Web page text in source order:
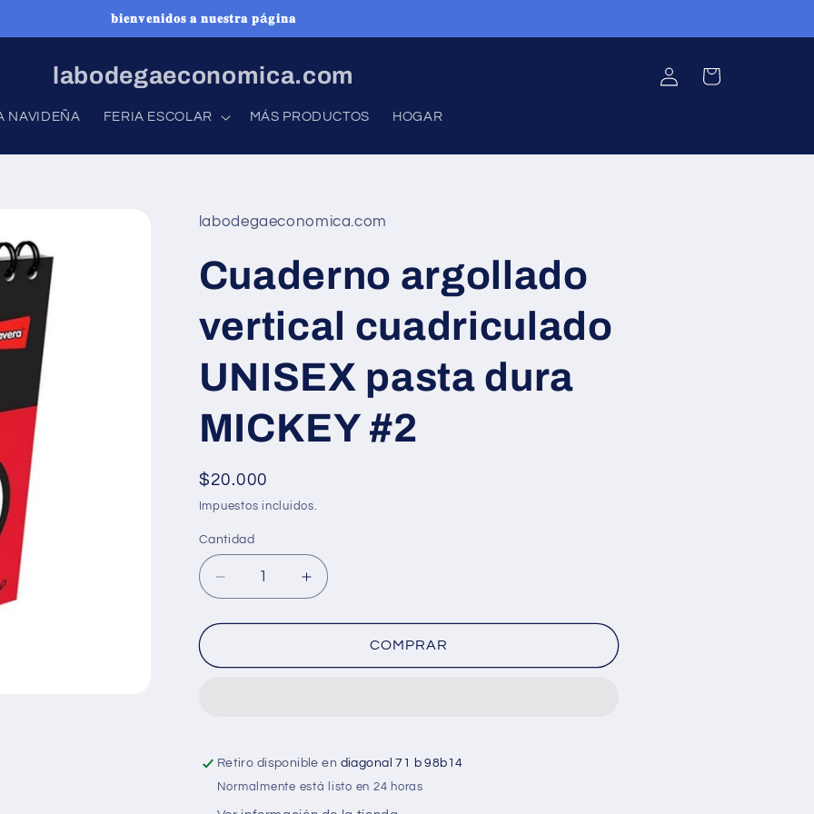
𝐛𝐢𝐞𝐧𝐯𝐞𝐧𝐢𝐝𝐨𝐬 𝐚 𝐧𝐮𝐞𝐬𝐭𝐫𝐚 𝐩á𝐠𝐢𝐧𝐚
labodegaeconomica.com
NAVIDEÑA FERIA ESCOLAR MÁS PRODUCTOS HOGAR
Iniciar
sesión
Carrito
labodegaeconomica.com
Cuaderno argollado
vertical cuadriculado
UNISEX pasta dura
MICKEY #2
Precio
habitual
$20.000
Impuestos incluidos.
Cantidad
Cantidad
Reducir
cantidad
para
argollado
dura
MICKEY
Aumentar
cantidad
para
Cuaderno
argollado
dura
MICKEY
#2
COMPRAR
Retiro disponible en diagonal 71 b 98b14
Normalmente está listo en 24 horas